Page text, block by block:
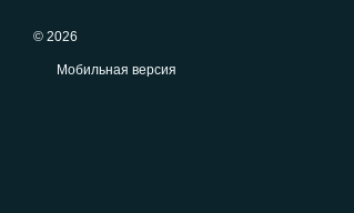
© 2026
Мобильная версия